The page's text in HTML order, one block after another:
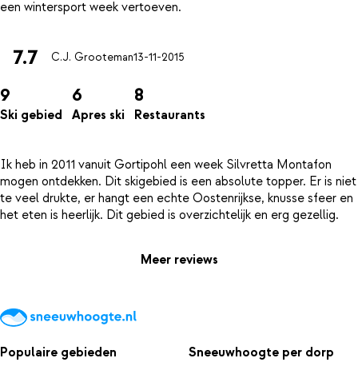
7.7 C.J. Grooteman13-11-2015
9
Ski gebied
6
Apres ski
8
Restaurants
Ik heb in 2011 vanuit Gortipohl een week Silvretta Montafon
mogen ontdekken. Dit skigebied is een absolute topper. Er is niet
te veel drukte, er hangt een echte Oostenrijkse, knusse sfeer en
Meer reviews
Populaire gebieden Sneeuwhoogte per dorp